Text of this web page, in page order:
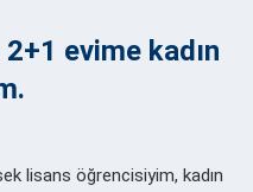
evime kadın
lisans öğrencisiyim, kadın